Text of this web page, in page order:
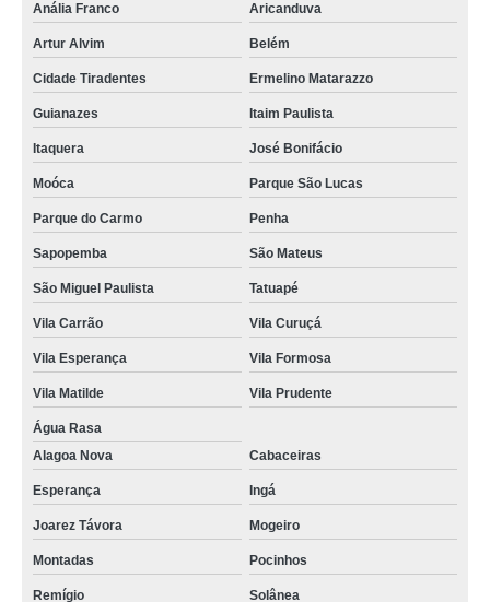
Anália Franco
Aricanduva
Artur Alvim Belém
Cidade Tiradentes Ermelino Matarazzo
Guianazes Itaim Paulista
Itaquera José Bonifácio
Moóca Parque São Lucas
Parque do Carmo Penha
Sapopemba São Mateus
São Miguel Paulista Tatuapé
Vila Carrão Vila Curuçá
Vila Esperança Vila Formosa
Vila Matilde Vila Prudente
Água Rasa
Alagoa Nova
Cabaceiras
Esperança Ingá
Joarez Távora Mogeiro
Montadas Pocinhos
Remígio Solânea